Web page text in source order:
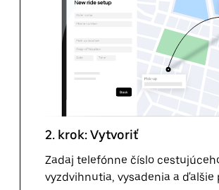
2. krok: Vytvoriť
Zadaj telefónne číslo
vyzdvihnutia, vysadenia a ďalšie